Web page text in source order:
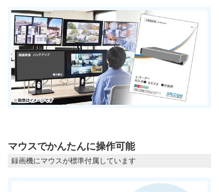
マウスでかんたんに操作可能
録画機にマウスが標準付属しています